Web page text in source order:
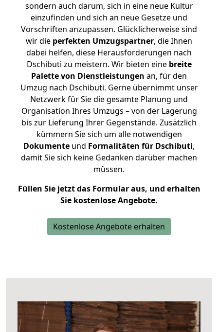
sondern auch darum, sich in eine neue Kultur
einzufinden und sich an neue Gesetze und
Vorschriften anzupassen. Glücklicherweise sind
wir die perfekten Umzugspartner, die Ihnen
dabei helfen, diese Herausforderungen nach
Dschibuti zu meistern. Wir bieten eine breite
Palette von Dienstleistungen an, für den
Umzug nach Dschibuti. Gerne übernimmt unser
Netzwerk für Sie die gesamte Planung und
Organisation Ihres Umzugs – von der Lagerung
bis zur Lieferung Ihrer Gegenstände. Zusätzlich
kümmern Sie sich um alle notwendigen
Dokumente und Formalitäten für Dschibuti,
damit Sie sich keine Gedanken darüber machen
müssen.
Füllen Sie jetzt das Formular aus, und erhalten
Sie kostenlose Angebote.
Kostenlose Angebote erhalten